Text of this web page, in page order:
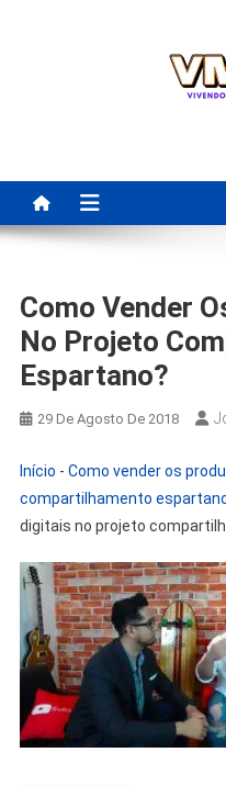
Para
Como Vender
No Projeto
Espartano?
29 De Agosto De 2018
Início - Como vender os
compartilhamento
digitais no projeto